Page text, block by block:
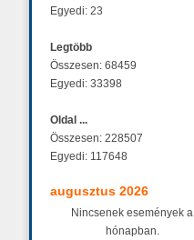
Egyedi: 23
Legtöbb
Összesen: 68459
Egyedi: 33398
Oldal ...
Összesen: 228507
Egyedi: 117648
augusztus 2026
Nincsenek események a
hónapban.